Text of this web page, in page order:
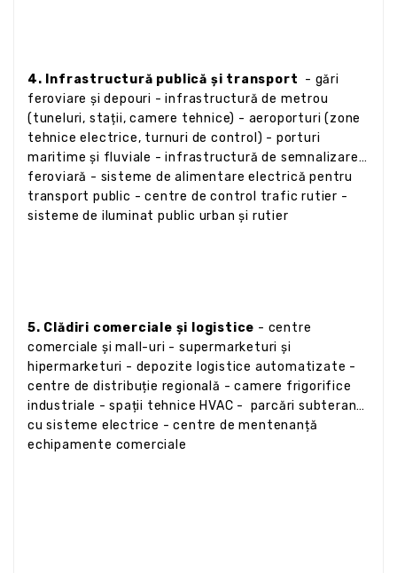
4. Infrastructură publică și transport - gări
feroviare și depouri - infrastructură de metrou
(tuneluri, stații, camere tehnice) - aeroporturi (zone
tehnice electrice, turnuri de control) - porturi
maritime și fluviale - infrastructură de semnalizare
feroviară - sisteme de alimentare electrică pentru
transport public - centre de control trafic rutier -
sisteme de iluminat public urban și rutier
5. Clădiri comerciale și logistice - centre
comerciale și mall-uri - supermarketuri și
hipermarketuri - depozite logistice automatizate -
centre de distribuție regională - camere frigorifice
industriale - spații tehnice HVAC - parcări subterane
cu sisteme electrice - centre de mentenanță
echipamente comerciale